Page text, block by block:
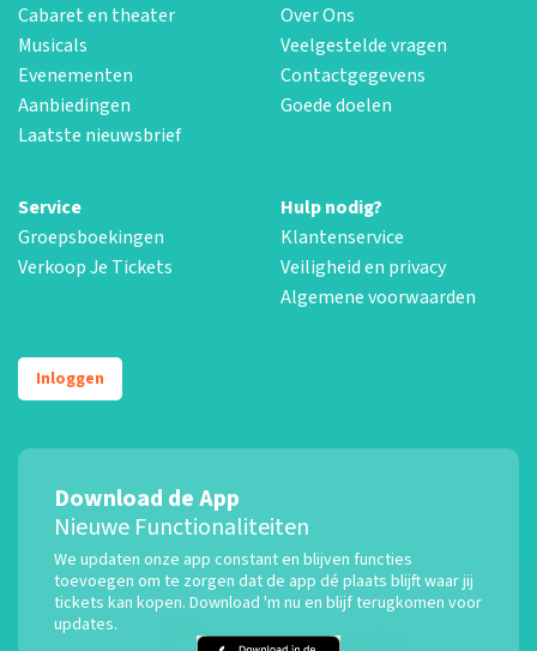
Cabaret en theater
Musicals
Evenementen
Aanbiedingen
Laatste nieuwsbrief
Over Ons
Veelgestelde vragen
Contactgegevens
Goede doelen
Service
Groepsboekingen
Verkoop Je Tickets
Hulp nodig?
Klantenservice
Veiligheid en privacy
Algemene voorwaarden
Inloggen
Download de App
Nieuwe Functionaliteiten
We updaten onze app constant en blijven functies
toevoegen om te zorgen dat de app dé plaats blijft waar jij
tickets kan kopen. Download 'm nu en blijf terugkomen voor
updates.